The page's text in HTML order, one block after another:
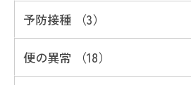
予防接種 （3）
便の異常 （18）